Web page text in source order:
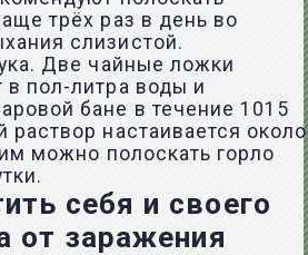
трёх раз в день во
слизистой.
Две чайные ложки
пол-литра воды и
бане в течение 1015
настаивается около
можно полоскать горло
себя и своего
от заражения